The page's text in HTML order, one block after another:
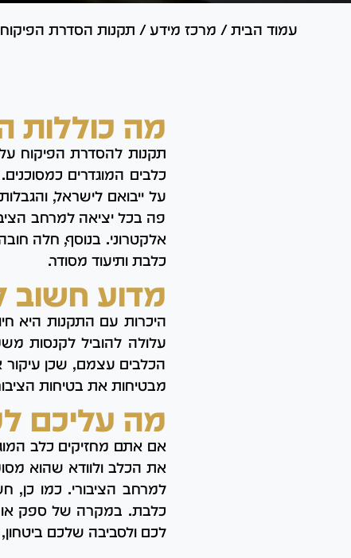
עמוד הבית / מרכז מידע / תקנות הסדרת הפיקוח
מה כוללות
תקנות להסדרת הפיקוח
כלבים המוגדרים
על ייבואם לישראל,
פה בכל יציאה למרחב
אלקטרוני. בנוסף, חלה
כלבת ותיעוד מסודר.
מדוע חשוב
היכרות עם התקנות היא
עלולה להוביל לקנסות
הכלבים עצמם, שכן עיקור
מבטיחות את בטיחות
מה עליכם
אם אתם מחזיקים כלב
את הכלב ולוודא שהוא
למרחב הציבורי. כמו כן,
כלבת. במקרה של ספק או
לכם ולסביבה שלכם